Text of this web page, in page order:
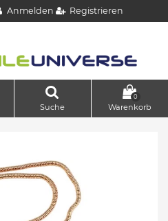
Anmelden Registrieren
Suche
0
Warenkorb